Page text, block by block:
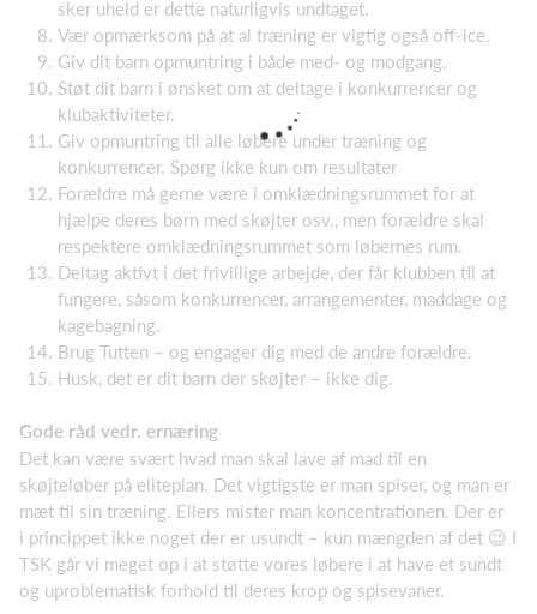
sker uheld er dette naturligvis undtaget.
Vær opmærksom på at al træning er vigtig også off-ice.
Giv dit barn opmuntring i både med- og modgang.
Støt dit barn i ønsket om at deltage i konkurrencer og
klubaktiviteter.
Giv opmuntring til alle løbere under træning og
konkurrencer. Spørg ikke kun om resultater
Forældre må gerne være i omklædningsrummet for at
hjælpe deres børn med skøjter osv., men forældre skal
respektere omklædningsrummet som løbernes rum.
Deltag aktivt i det frivillige arbejde, der får klubben til at
fungere, såsom konkurrencer, arrangementer, maddage og
kagebagning.
Brug Tutten – og engager dig med de andre forældre.
Husk, det er dit barn der skøjter – ikke dig.
Gode råd vedr. ernæring
Det kan være svært hvad man skal lave af mad til en
skøjteløber på eliteplan. Det vigtigste er man spiser, og man er
mæt til sin træning. Ellers mister man koncentrationen. Der er
i princippet ikke noget der er usundt – kun mængden af det 😉 I
TSK går vi meget op i at støtte vores løbere i at have et sundt
og uproblematisk forhold til deres krop og spisevaner.